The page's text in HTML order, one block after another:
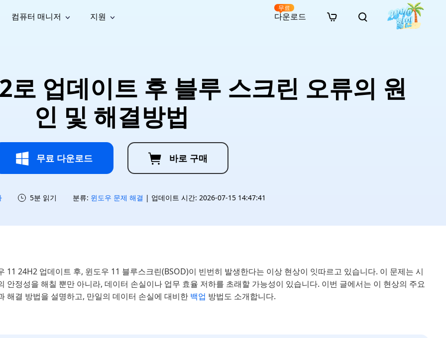
데이터 복구
메시지 복구
LINE 데이터 복구
백업 없이 LINE 채팅 복구
· USB 복구
· 파티션 복구
· 한글 파일 복구
· 오피스 파일 복구
· 사진 복구
· 동영상 복구
복구
구
구
오디오
복구
영상 화
질 높이
기
AI
사진 화
질 높이
기
온라인 사진 복구
온라인 문서 복구
· 시네마틱 AI 이미지 프롬프트
· 애니메이션 실사 변환 프롬프트
컴퓨터 매니저
색 및 삭제
브랜드 리뉴얼
및 정밀 클린
Windows DLL 오류 수정
Email Repair
손상된 PST/OST 파일 복구
· 하드 디스크 복사
· 중복 파일 찾기 (Mac)
· C 드라이브 확장
· 디스크 공간 확보 (Win)
· Mac 저장 공간 최적화
지원
드 센터
다운로드
무료
업데이트 후 블루 스크린 오류의 원
인 및 해결방법
무료 다운로드 바로 구매
5분 읽기 분류: 윈도우 문제 해결 | 업데이트 시간: 2026-07-15 14:47:41
11 24H2 업데이트 후, 윈도우 11 블루스크린(BSOD)이 빈번히 발생한다는 이상 현상이 잇따르고 있습니다. 이 문제는 시
안정성을 해칠 뿐만 아니라, 데이터 손실이나 업무 효율 저하를 초래할 가능성이 있습니다. 이번 글에서는 이 현상의 주요
해결 방법을 설명하고, 만일의 데이터 손실에 대비한 백업 방법도 소개합니다.